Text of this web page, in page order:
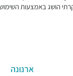
הושג באמצעות
ארנונה